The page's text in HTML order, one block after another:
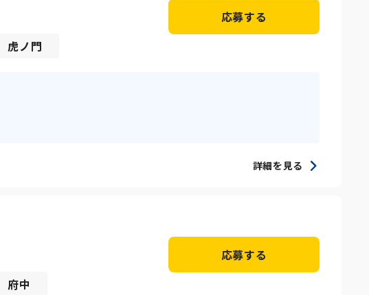
虎ノ門
応募する
詳細を見る
府中
応募する